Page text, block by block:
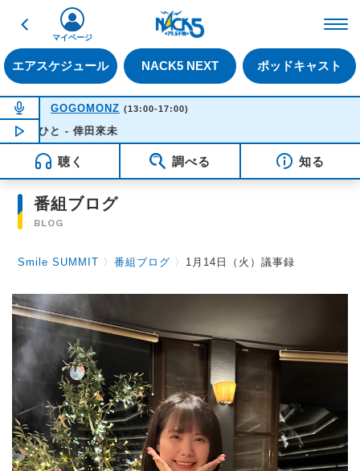
戻る
エアスケジュール NACK5 NEXT ポッドキャスト
マイページ
NOW ON AIR
GOGOMONZ (13:00-17:00)
NOW PLAYING
ひと - 倖田來未
聴く 調べる 知る
番組ブログ
BLOG
Smile SUMMIT 〉番組ブログ 〉 1月14日（火）議事録